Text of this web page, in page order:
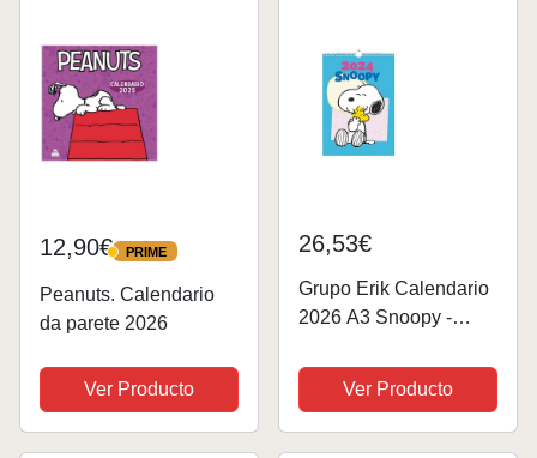
12,90€ PRIME
PRIME
Peanuts. Calendario
da parete 2026
Ver Producto
26,53€
Grupo Erik Calendario
2026 A3 Snoopy -
A3 con ilustraciones -
Calendario Snoopy
2026 - Calendario
Ver Producto